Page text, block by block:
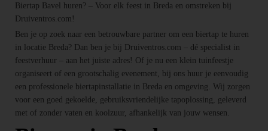
Biertap Bavel huren? – Voor elk feest in Breda en omstreken bij
Druiventros.com!
Ben je op zoek naar een betrouwbare partner om een biertap te huren
in locatie Breda? Dan ben je bij Druiventros.com – dé specialist in
feestverhuur – aan het juiste adres! Of je nu een klein tuinfeestje
organiseert of een grootschalig evenement, bij ons huur je eenvoudig
een professionele biertapinstallatie in Breda en omgeving. Wij zorgen
voor een goed gekoelde, gebruiksvriendelijke tapoplossing, geleverd
met of zonder vaten en koolzuur, afhankelijk van jouw wensen.